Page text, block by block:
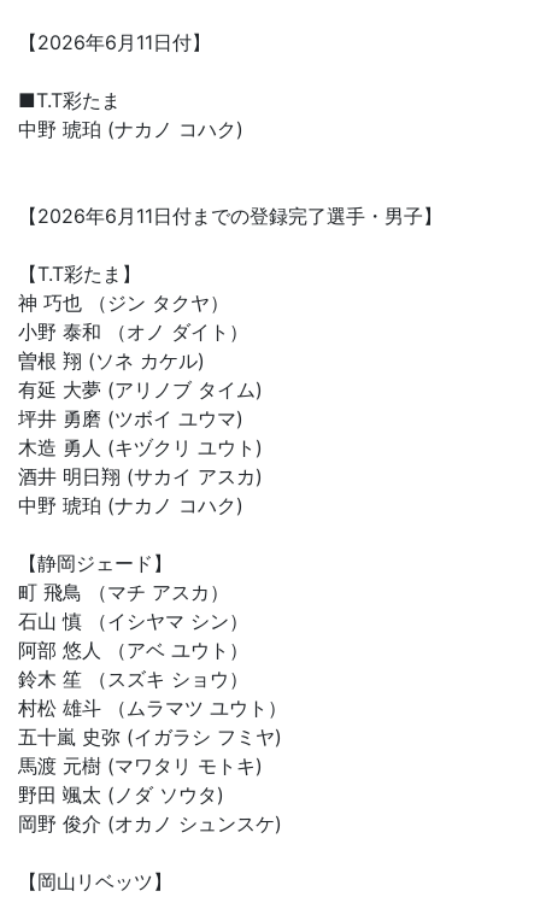
【2026年6月11日付】
■T.T彩たま
中野 琥珀 (ナカノ コハク)
【2026年6月11日付までの登録完了選手・男子】
【T.T彩たま】
神 巧也 （ジン タクヤ）
小野 泰和 （オノ ダイト）
曽根 翔 (ソネ カケル)
有延 大夢 (アリノブ タイム)
坪井 勇磨 (ツボイ ユウマ)
木造 勇人 (キヅクリ ユウト)
酒井 明日翔 (サカイ アスカ)
中野 琥珀 (ナカノ コハク)
【静岡ジェード】
町 飛鳥 （マチ アスカ）
石山 慎 （イシヤマ シン）
阿部 悠人 （アベ ユウト）
鈴木 笙 （スズキ ショウ）
村松 雄斗 （ムラマツ ユウト）
五十嵐 史弥 (イガラシ フミヤ)
馬渡 元樹 (マワタリ モトキ)
野田 颯太 (ノダ ソウタ)
岡野 俊介 (オカノ シュンスケ)
【岡山リベッツ】